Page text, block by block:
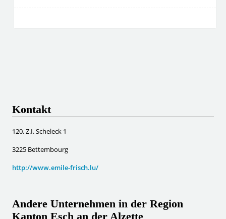
Kontakt
120, Z.I. Scheleck 1
3225 Bettembourg
http://www.emile-frisch.lu/
Andere Unternehmen in der Region
Kanton Esch an der Alzette